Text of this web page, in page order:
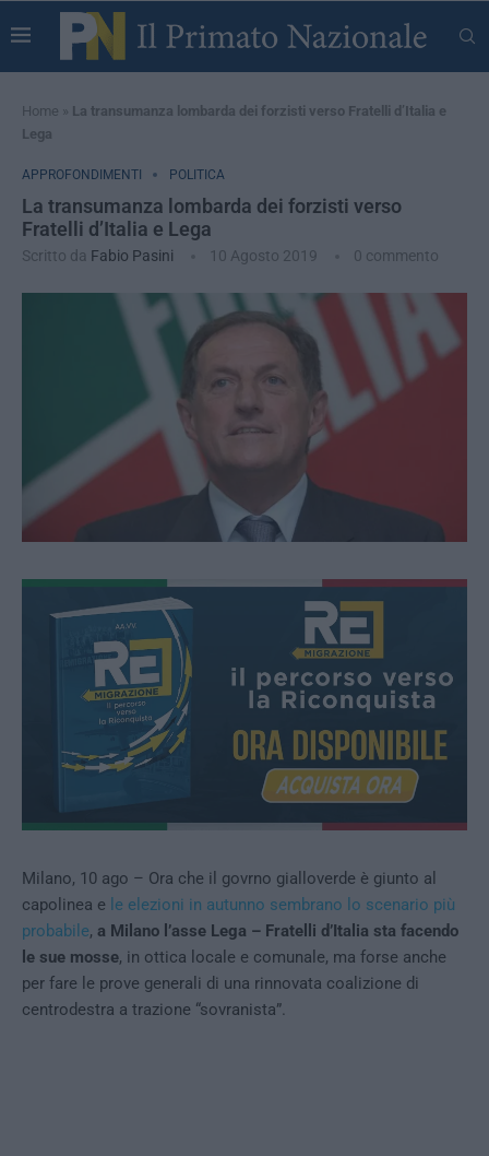
Home » La transumanza lombarda dei forzisti verso Fratelli d’Italia e
Lega
APPROFONDIMENTI POLITICA
La transumanza lombarda dei forzisti verso
Fratelli d’Italia e Lega
Scritto da Fabio Pasini 10 Agosto 2019 0 commento
Milano, 10 ago – Ora che il govrno gialloverde è giunto al
capolinea e le elezioni in autunno sembrano lo scenario più
probabile, a Milano l’asse Lega – Fratelli d’Italia sta facendo
le sue mosse, in ottica locale e comunale, ma forse anche
per fare le prove generali di una rinnovata coalizione di
centrodestra a trazione “sovranista”.